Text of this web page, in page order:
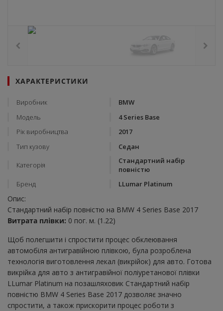
ХАРАКТЕРИСТИКИ
Виробник
BMW
Модель
4 Series Base
Рік виробництва
2017
Тип кузову
Седан
Категорія
Стандартний набір
повністю
Бренд
LLumar Platinum
Опис:
Стандартний набір повністю на BMW 4 Series Base 2017
Витрата плівки: 0 пог. м. (1.22)
Щоб полегшити і спростити процес обклеювання
автомобіля антигравійною плівкою, була розроблена
технологія виготовлення лекал (викрійок) для авто. Готова
викрійка для авто з антигравійної поліуретанової плівки
LLumar Platinum на позашляховик Стандартний набір
повністю BMW 4 Series Base 2017 дозволяє значно
спростити, а також прискорити процес роботи з